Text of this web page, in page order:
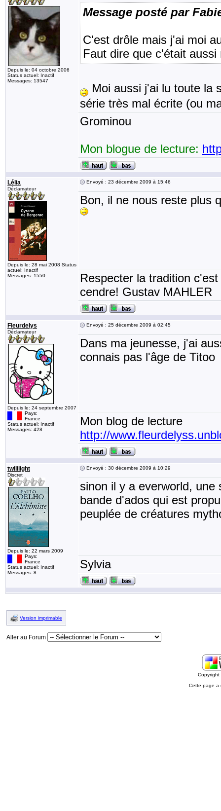
Depuis le: 04 octobre 2006
Status actuel: Inactif
Messages: 13547
Message posté par
C'est drôle mais j'ai moi
Faut dire que c'était
Moi aussi j'ai lu toute la
série très mal écrite (ou
Grominou
Mon blogue de lecture:
Lélia
Déclamateur
Depuis le: 28 mai 2008 Status
actuel: Inactif
Messages: 1550
Envoyé : 23 décembre 2009 à 15:46
Bon, il ne nous reste plus
Respecter la tradition
cendre! Gustav MAHLER
Fleurdelys
Déclamateur
Depuis le: 24 septembre 2007
Pays:
France
Status actuel: Inactif
Messages: 428
Envoyé : 25 décembre 2009 à 02:45
Dans ma jeunesse, j'ai
connais pas l'âge de Titoo
Mon blog de lecture
http://
twiliiight
Discret
Depuis le: 22 mars 2009
Pays:
France
Status actuel: Inactif
Messages: 8
Envoyé : 30 décembre 2009 à 10:29
sinon il y a everworld,
bande d'ados qui est
peuplée de créatures
Sylvia
Version imprimable
Aller au Forum
Cette page a